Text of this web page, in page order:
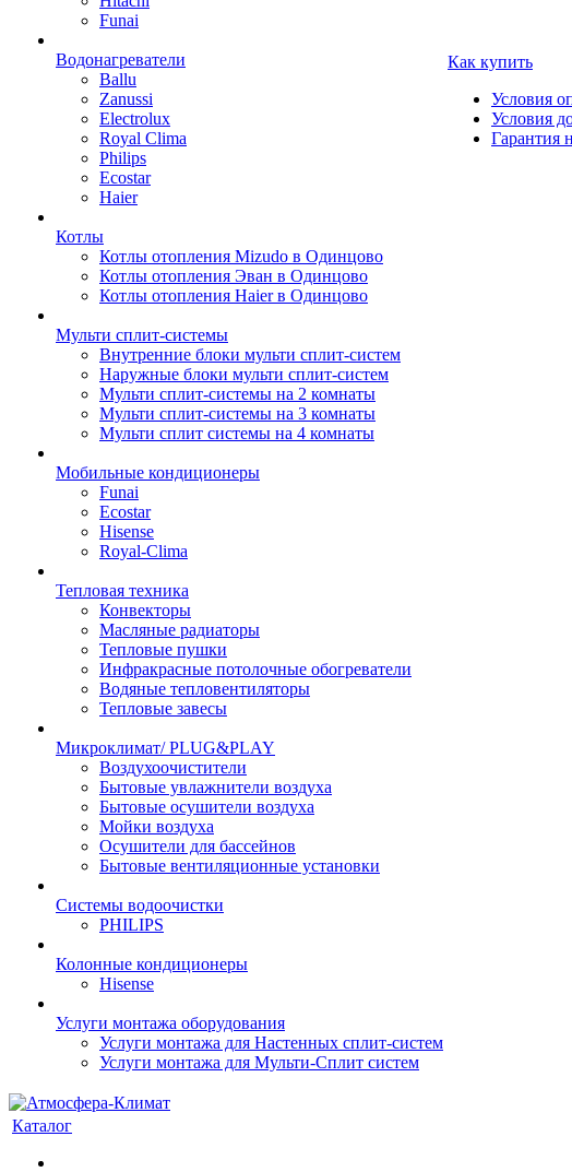
Funai
Водонагреватели
Ballu
Zanussi
Electrolux
Royal Clima
Philips
Ecostar
Haier
Котлы
Котлы отопления Mizudo в Одинцово
Котлы отопления Эван в Одинцово
Котлы отопления Haier в Одинцово
Мульти сплит-системы
Внутренние блоки мульти сплит-систем
Наружные блоки мульти сплит-систем
Мульти сплит-системы на 2 комнаты
Мульти сплит-системы на 3 комнаты
Мульти сплит системы на 4 комнаты
Мобильные кондиционеры
Funai
Ecostar
Hisense
Royal-Clima
Тепловая техника
Конвекторы
Масляные радиаторы
Тепловые пушки
Инфракрасные потолочные обогреватели
Водяные тепловентиляторы
Тепловые завесы
Микроклимат/ PLUG&PLAY
Воздухоочистители
Бытовые увлажнители воздуха
Бытовые осушители воздуха
Мойки воздуха
Осушители для бассейнов
Бытовые вентиляционные установки
Системы водоочистки
PHILIPS
Колонные кондиционеры
Hisense
Услуги монтажа оборудования
Услуги монтажа для Настенных сплит-систем
Услуги монтажа для Мульти-Сплит систем
Как купить
Условия
Условия
Гарантия
Каталог